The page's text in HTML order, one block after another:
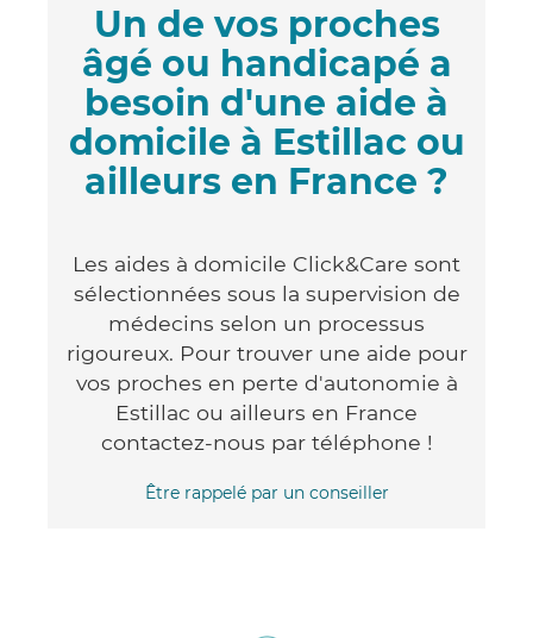
Un de vos proches
âgé ou handicapé a
besoin d'une aide à
domicile à Estillac ou
ailleurs en France ?
Les aides à domicile Click&Care sont
sélectionnées sous la supervision de
médecins selon un processus
rigoureux. Pour trouver une aide pour
vos proches en perte d'autonomie à
Estillac ou ailleurs en France
contactez-nous par téléphone !
Être rappelé par un conseiller